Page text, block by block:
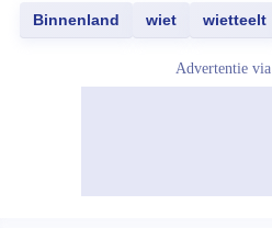
Binnenland
wiet wietteelt
Advertentie via